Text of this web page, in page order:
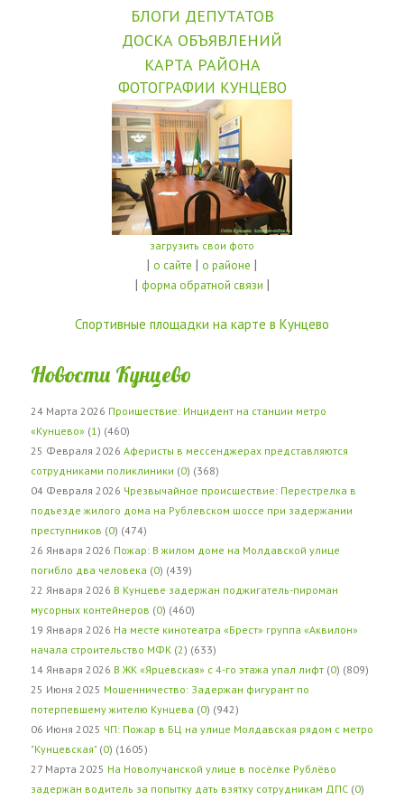
БЛОГИ ДЕПУТАТОВ
ДОСКА ОБЪЯВЛЕНИЙ
КАРТА РАЙОНА
ФОТОГРАФИИ КУНЦЕВО
загрузить свои фото
| о сайте | о районе |
| форма обратной связи |
Спортивные площадки на карте в Кунцево
Новости Кунцево
24 Марта 2026 Проишествие: Инцидент на станции метро
«Кунцево» (1 ) (460)
25 Февраля 2026 Аферисты в мессенджерах представляются
сотрудниками поликлиники (0) (368)
04 Февраля 2026 Чрезвычайное происшествие: Перестрелка в
подъезде жилого дома на Рублевском шоссе при задержании
преступников (0) (474)
26 Января 2026 Пожар: В жилом доме на Молдавской улице
погибло два человека (0) (439)
22 Января 2026 В Кунцеве задержан поджигатель-пироман
мусорных контейнеров (0) (460)
19 Января 2026 На месте кинотеатра «Брест» группа «Аквилон»
начала строительство МФК (2) (633)
14 Января 2026 В ЖК «Ярцевская» с 4-го этажа упал лифт (0) (809)
25 Июня 2025 Мошенничество: Задержан фигурант по
потерпевшему жителю Кунцева (0) (942)
06 Июня 2025 ЧП: Пожар в БЦ на улице Молдавская рядом с метро
"Кунцевская" (0) (1605)
27 Марта 2025 На Новолучанской улице в посёлке Рублёво
задержан водитель за попытку дать взятку сотрудникам ДПС (0)